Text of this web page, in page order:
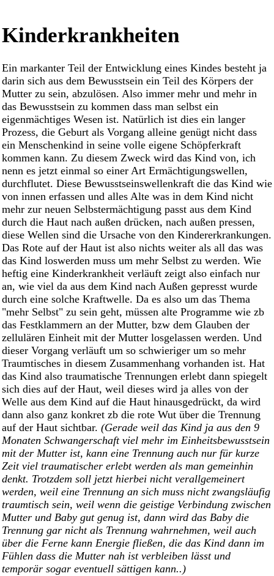
Kinderkrankheiten
Ein markanter Teil der Entwicklung eines Kindes besteht ja
darin sich aus dem Bewusstsein ein Teil des Körpers der
Mutter zu sein, abzulösen. Also immer mehr und mehr in
das Bewusstsein zu kommen dass man selbst ein
eigenmächtiges Wesen ist. Natürlich ist dies ein langer
Prozess, die Geburt als Vorgang alleine genügt nicht dass
ein Menschenkind in seine volle eigene Schöpferkraft
kommen kann. Zu diesem Zweck wird das Kind von, ich
nenn es jetzt einmal so einer Art Ermächtigungswellen,
durchflutet. Diese Bewusstseinswellenkraft die das Kind wie
von innen erfassen und alles Alte was in dem Kind nicht
mehr zur neuen Selbstermächtigung passt aus dem Kind
durch die Haut nach außen drücken, nach außen pressen,
diese Wellen sind die Ursache von den Kindererkrankungen.
Das Rote auf der Haut ist also nichts weiter als all das was
das Kind loswerden muss um mehr Selbst zu werden. Wie
heftig eine Kinderkrankheit verläuft zeigt also einfach nur
an, wie viel da aus dem Kind nach Außen gepresst wurde
durch eine solche Kraftwelle. Da es also um das Thema
"mehr Selbst" zu sein geht, müssen alte Programme wie zb
das Festklammern an der Mutter, bzw dem Glauben der
zellulären Einheit mit der Mutter losgelassen werden. Und
dieser Vorgang verläuft um so schwieriger um so mehr
Traumtisches in diesem Zusammenhang vorhanden ist. Hat
das Kind also traumatische Trennungen erlebt dann spiegelt
sich dies auf der Haut, weil dieses wird ja alles von der
Welle aus dem Kind auf die Haut hinausgedrückt, da wird
dann also ganz konkret zb die rote Wut über die Trennung
auf der Haut sichtbar. (Gerade weil das Kind ja aus den 9
Monaten Schwangerschaft viel mehr im Einheitsbewusstsein
mit der Mutter ist, kann eine Trennung auch nur für kurze
Zeit viel traumatischer erlebt werden als man gemeinhin
denkt. Trotzdem soll jetzt hierbei nicht verallgemeinert
werden, weil eine Trennung an sich muss nicht zwangsläufig
traumtisch sein, weil wenn die geistige Verbindung zwischen
Mutter und Baby gut genug ist, dann wird das Baby die
Trennung gar nicht als Trennung wahrnehmen, weil auch
über die Ferne kann Energie fließen, die das Kind dann im
Fühlen dass die Mutter nah ist verbleiben lässt und
temporär sogar eventuell sättigen kann..)